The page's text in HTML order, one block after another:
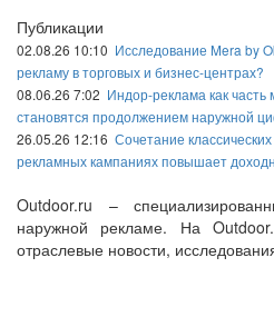
Публикации
02.08.26 10:10 Исследование Mera by
рекламу в торговых и бизнес-центрах?
08.06.26 7:02 Индор-реклама как
становятся продолжением наружной
26.05.26 12:16 Сочетание
рекламных кампаниях повышает
Outdoor.ru –
наружной рекламе. На
отраслевые новости,